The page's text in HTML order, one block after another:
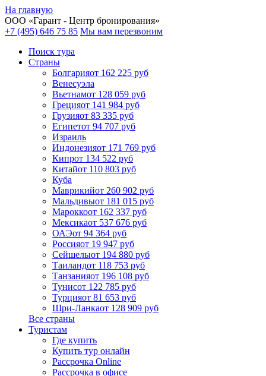
На главную
ООО «Гарант - Центр бронирования»
+7 (495) 646 75 85 Мы вам перезвоним
Поиск тура
Cтраны
Болгарияот 162 225 руб
Венесуэла
Вьетнамот 128 059 руб
Грецияот 141 984 руб
Грузияот 83 335 руб
Египетот 94 707 руб
Израиль
Индонезияот 171 769 руб
Кипрот 134 522 руб
Китайот 110 803 руб
Куба
Маврикийот 260 902 руб
Мальдивыот 181 015 руб
Мароккоот 162 337 руб
Мексикаот 537 676 руб
ОАЭот 94 364 руб
Россияот 19 947 руб
Сейшелыот 194 880 руб
Таиландот 118 753 руб
Танзанияот 196 108 руб
Тунисот 122 785 руб
Турцияот 81 653 руб
Шри-Ланкаот 128 909 руб
Все страны
Туристам
Где купить
Купить тур онлайн
Рассрочка Online
Рассрочка в офисе